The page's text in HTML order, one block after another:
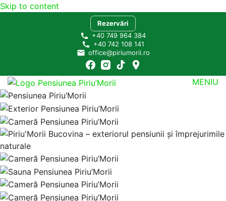
Skip to content
Rezervări
+40 749 964 384
+40 742 108 141
office@piriumorii.ro
Pensiunea Piriu’Morii Bucovina
Ascultă încet liniștea!
MENIU